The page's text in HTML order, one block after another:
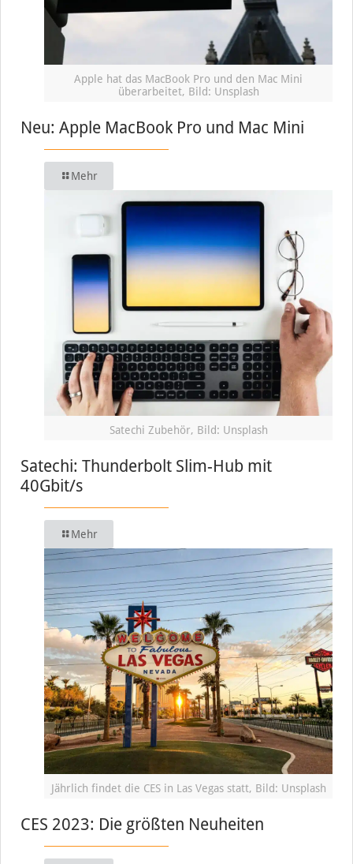
Apple hat das MacBook Pro und den Mac Mini
überarbeitet, Bild: Unsplash
Neu: Apple MacBook Pro und Mac Mini
Mehr
Satechi Zubehör, Bild: Unsplash
Satechi: Thunderbolt Slim-Hub mit
40Gbit/s
Mehr
Jährlich findet die CES in Las Vegas statt, Bild: Unsplash
CES 2023: Die größten Neuheiten